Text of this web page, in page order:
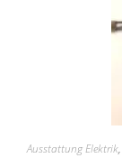
Ausstattung Elektrik,